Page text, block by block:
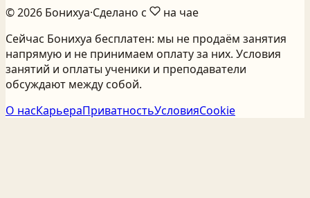
©2026 Бонихуа·Сделано с
на чае
Сейчас Бонихуа бесплатен: мы не продаём занятия
напрямую и не принимаем оплату за них. Условия
занятий и оплаты ученики и преподаватели
обсуждают между собой.
О насКарьераПриватностьУсловияCookie